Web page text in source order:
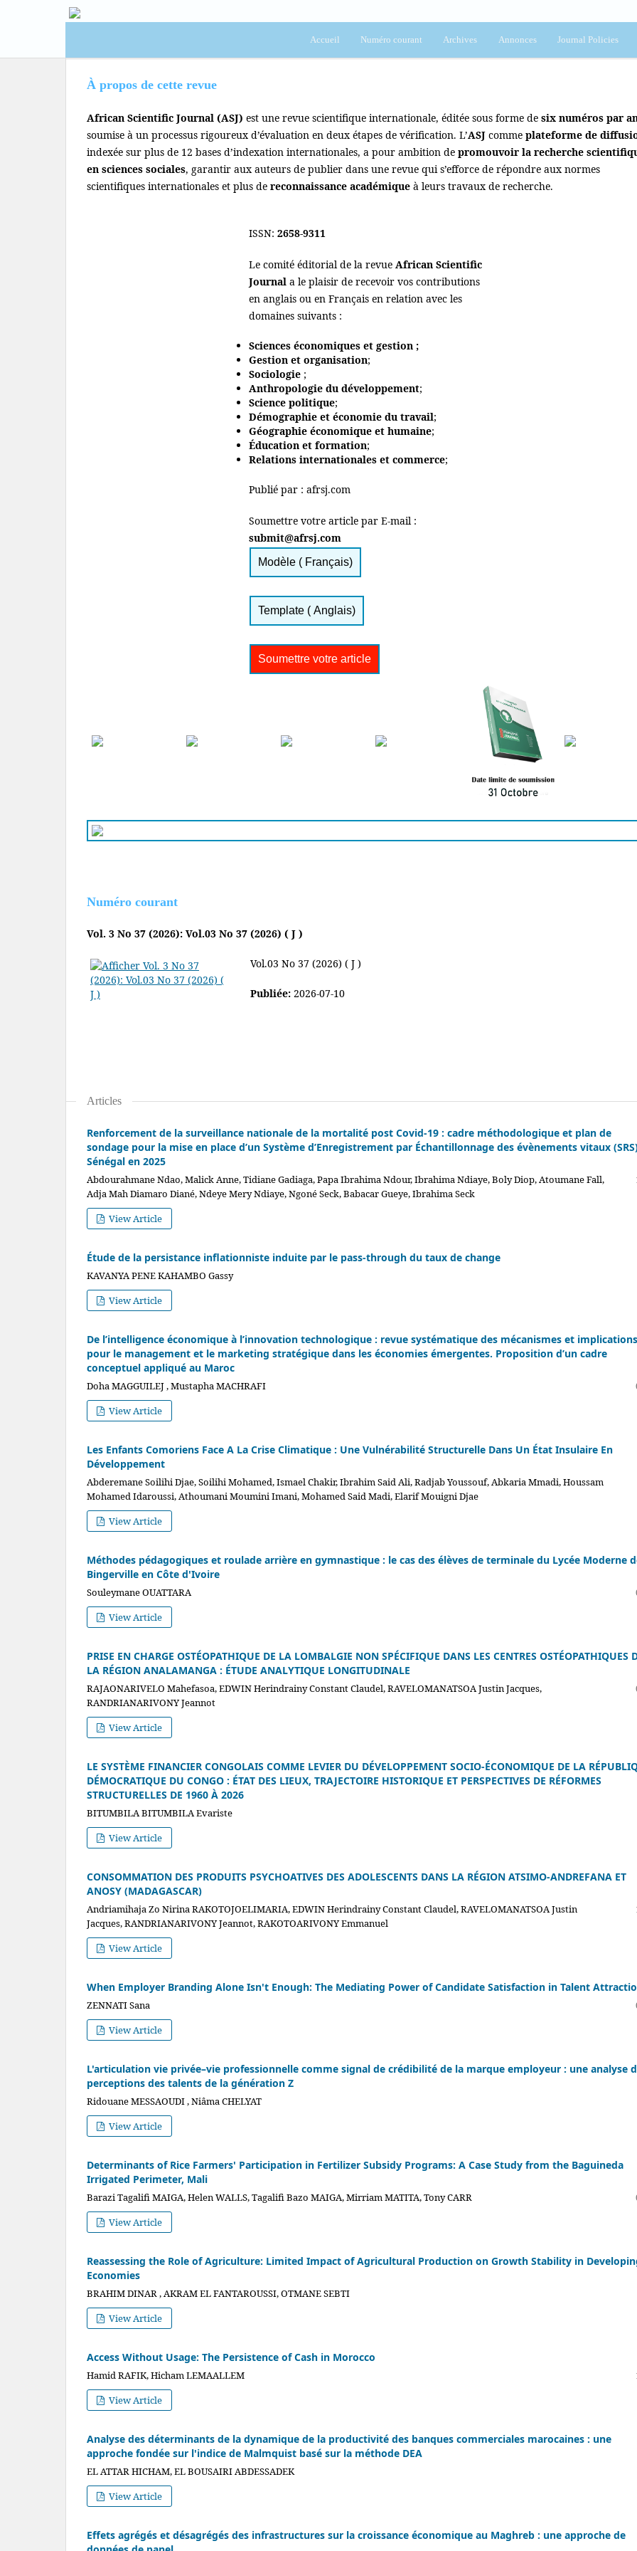
Accueil Numéro courant Archives Annonces Journal Policies
À propos de cette revue
African Scientific Journal (ASJ) est une revue scientifique internationale, éditée sous forme de six numéros par
soumise à un processus rigoureux d’évaluation en deux étapes de vérification. L’ASJ comme plateforme de
indexée sur plus de 12 bases d’indexation internationales, a pour ambition de promouvoir la recherche
en sciences sociales, garantir aux auteurs de publier dans une revue qui s’efforce de répondre aux normes
scientifiques internationales et plus de reconnaissance académique à leurs travaux de recherche.
ISSN: 2658-9311
Le comité éditorial de la revue African Scientific
Journal a le plaisir de recevoir vos contributions
en anglais ou en Français en relation avec les
domaines suivants :
Sciences économiques et gestion ;
Gestion et organisation;
Sociologie ;
Anthropologie du développement;
Science politique;
Démographie et économie du travail;
Géographie économique et humaine;
Éducation et formation;
Relations internationales et commerce;
Publié par : afrsj.com
Soumettre votre article par E-mail :
submit@afrsj.com
Modèle ( Français)
Template ( Anglais)
Soumettre votre article
Numéro courant
Vol. 3 No 37 (2026): Vol.03 No 37 (2026) ( J )
Vol.03 No 37 (2026) ( J )
Publiée: 2026-07-10
Articles
Renforcement de la surveillance nationale de la mortalité post Covid-19 : cadre méthodologique et plan de
sondage pour la mise en place d’un Système d’Enregistrement par Échantillonnage des évènements vitaux
Sénégal en 2025
Abdourahmane Ndao, Malick Anne, Tidiane Gadiaga, Papa Ibrahima Ndour, Ibrahima Ndiaye, Boly Diop, Atoumane Fall,
Adja Mah Diamaro Diané, Ndeye Mery Ndiaye, Ngoné Seck, Babacar Gueye, Ibrahima Seck
View Article
Étude de la persistance inflationniste induite par le pass-through du taux de change
KAVANYA PENE KAHAMBO Gassy
View Article
De l’intelligence économique à l’innovation technologique : revue systématique des mécanismes et implications
pour le management et le marketing stratégique dans les économies émergentes. Proposition d’un cadre
conceptuel appliqué au Maroc
Doha MAGGUILEJ , Mustapha MACHRAFI
View Article
Les Enfants Comoriens Face A La Crise Climatique : Une Vulnérabilité Structurelle Dans Un État Insulaire En
Développement
Abderemane Soilihi Djae, Soilihi Mohamed, Ismael Chakir, Ibrahim Said Ali, Radjab Youssouf, Abkaria Mmadi, Houssam
Mohamed Idaroussi, Athoumani Moumini Imani, Mohamed Said Madi, Elarif Mouigni Djae
View Article
Méthodes pédagogiques et roulade arrière en gymnastique : le cas des élèves de terminale du Lycée Moderne
Bingerville en Côte d'Ivoire
Souleymane OUATTARA
View Article
PRISE EN CHARGE OSTÉOPATHIQUE DE LA LOMBALGIE NON SPÉCIFIQUE DANS LES CENTRES OSTÉOPATHIQUES
LA RÉGION ANALAMANGA : ÉTUDE ANALYTIQUE LONGITUDINALE
RAJAONARIVELO Mahefasoa, EDWIN Herindrainy Constant Claudel, RAVELOMANATSOA Justin Jacques,
RANDRIANARIVONY Jeannot
View Article
LE SYSTÈME FINANCIER CONGOLAIS COMME LEVIER DU DÉVELOPPEMENT SOCIO-ÉCONOMIQUE DE LA
DÉMOCRATIQUE DU CONGO : ÉTAT DES LIEUX, TRAJECTOIRE HISTORIQUE ET PERSPECTIVES DE RÉFORMES
STRUCTURELLES DE 1960 À 2026
BITUMBILA BITUMBILA Evariste
View Article
CONSOMMATION DES PRODUITS PSYCHOATIVES DES ADOLESCENTS DANS LA RÉGION ATSIMO-ANDREFANA ET
ANOSY (MADAGASCAR)
Andriamihaja Zo Nirina RAKOTOJOELIMARIA, EDWIN Herindrainy Constant Claudel, RAVELOMANATSOA Justin
Jacques, RANDRIANARIVONY Jeannot, RAKOTOARIVONY Emmanuel
View Article
When Employer Branding Alone Isn't Enough: The Mediating Power of Candidate Satisfaction in Talent
ZENNATI Sana
View Article
L'articulation vie privée–vie professionnelle comme signal de crédibilité de la marque employeur : une analyse
perceptions des talents de la génération Z
Ridouane MESSAOUDI , Niâma CHELYAT
View Article
Determinants of Rice Farmers' Participation in Fertilizer Subsidy Programs: A Case Study from the Baguineda
Irrigated Perimeter, Mali
Barazi Tagalifi MAIGA, Helen WALLS, Tagalifi Bazo MAIGA, Mirriam MATITA, Tony CARR
View Article
Reassessing the Role of Agriculture: Limited Impact of Agricultural Production on Growth Stability in
Economies
BRAHIM DINAR , AKRAM EL FANTAROUSSI, OTMANE SEBTI
View Article
Access Without Usage: The Persistence of Cash in Morocco
Hamid RAFIK, Hicham LEMAALLEM
View Article
Analyse des déterminants de la dynamique de la productivité des banques commerciales marocaines : une
approche fondée sur l'indice de Malmquist basé sur la méthode DEA
EL ATTAR HICHAM, EL BOUSAIRI ABDESSADEK
View Article
Effets agrégés et désagrégés des infrastructures sur la croissance économique au Maghreb : une approche de